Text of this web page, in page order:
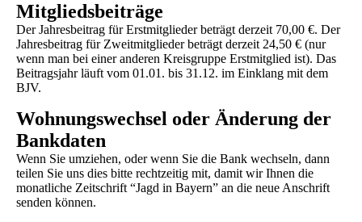
Mitgliedsbeiträge
Der Jahresbeitrag für Erstmitglieder beträgt derzeit 70,00 €. Der
Jahresbeitrag für Zweitmitglieder beträgt derzeit 24,50 € (nur
wenn man bei einer anderen Kreisgruppe Erstmitglied ist). Das
Beitragsjahr läuft vom 01.01. bis 31.12. im Einklang mit dem
BJV.
Wohnungswechsel oder Änderung der
Bankdaten
Wenn Sie umziehen, oder wenn Sie die Bank wechseln, dann
teilen Sie uns dies bitte rechtzeitig mit, damit wir Ihnen die
monatliche Zeitschrift “Jagd in Bayern” an die neue Anschrift
senden können.